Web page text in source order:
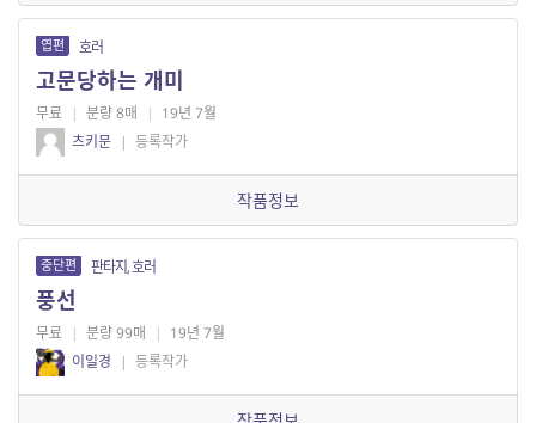
엽편 호러
고문당하는 개미
무료 | 분량 8매 | 19년 7월
츠키문 | 등록작가
작품정보
중단편 판타지, 호러
풍선
무료 | 분량 99매 | 19년 7월
이일경
| 등록작가